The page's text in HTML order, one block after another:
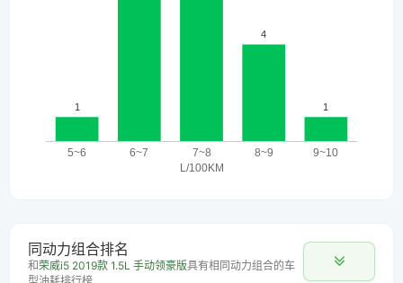
同动力组合排名
和荣威i5 2019款 1.5L 手动领豪版具有相同动力组合的车